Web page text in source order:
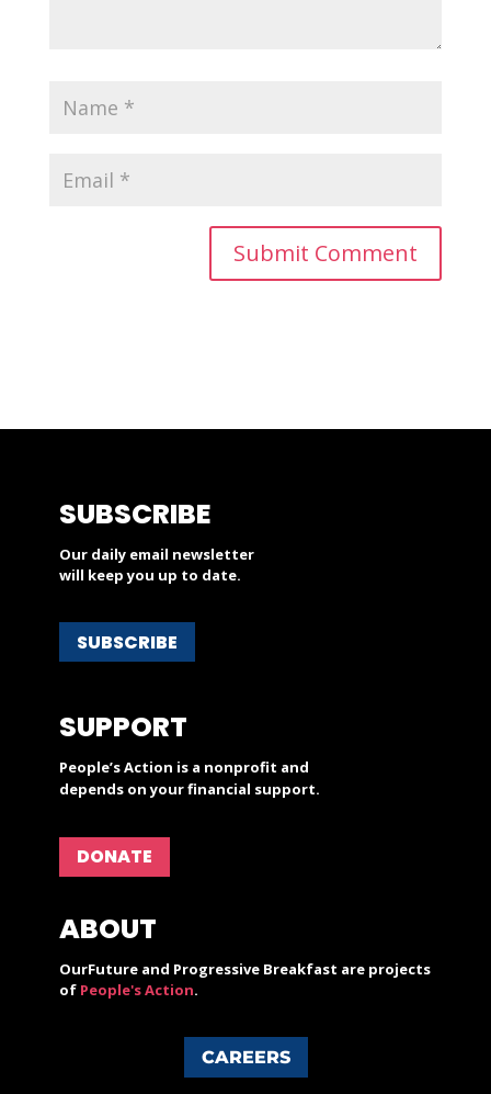
SUBSCRIBE
Our daily email newsletter
will keep you up to date.
SUBSCRIBE
SUPPORT
People’s Action is a nonprofit and
depends on your financial support.
DONATE
ABOUT
OurFuture and Progressive Breakfast are projects
of People's Action.
CAREERS